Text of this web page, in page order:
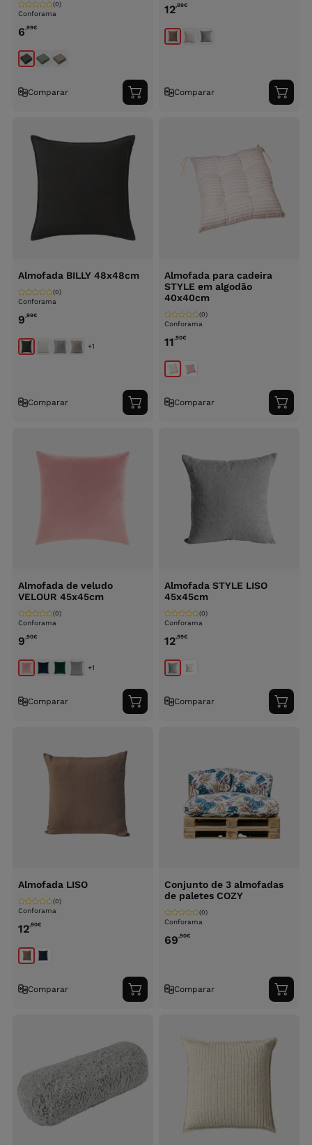
Conforama
(0)
6,99€
Comparar
Adicionar
ao
12,99€
Comparar
ao
Almofada BILLY 48x48cm
Conforama
(0)
9,99€
+1
Comparar
Adicionar
ao
Almofada para cadeira
STYLE em algodão
40x40cm
Conforama
(0)
11,90€
Comparar
ao
Almofada de veludo
VELOUR 45x45cm
Conforama
(0)
9,90€
+1
Comparar
Adicionar
ao
Almofada STYLE LISO
45x45cm
Conforama
(0)
12,99€
Comparar
ao
Almofada LISO
Conforama
(0)
12,90€
Comparar
Adicionar
ao
Conjunto de 3 almofadas
de paletes COZY
Conforama
(0)
69,90€
Comparar
ao